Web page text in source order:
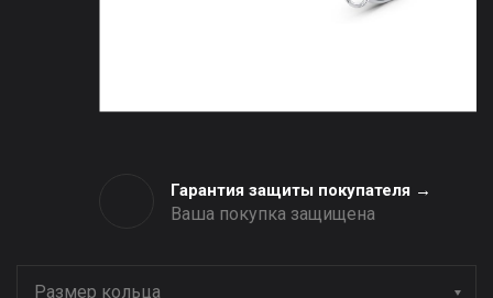
Гарантия защиты покупателя →
Ваша покупка защищена
Размер кольца